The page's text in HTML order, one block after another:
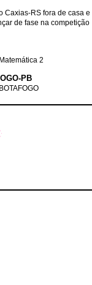
Caxias-RS fora de casa e
de fase na competição
2
PB